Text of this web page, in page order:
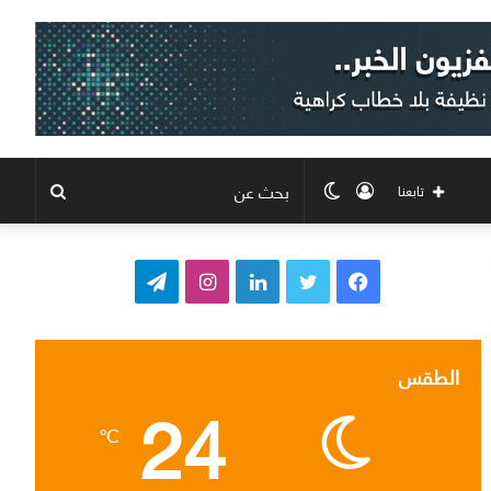
الوضع
المظلم
تسجيل
الدخول
تابعنا
ف
ب
و
ق
ت
ر
الطقس 24
℃